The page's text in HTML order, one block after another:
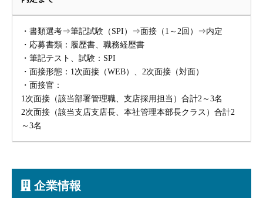
・書類選考⇒筆記試験（SPI）⇒面接（1～2回）⇒内定
・応募書類：履歴書、職務経歴書
・筆記テスト、試験：SPI
・面接形態：1次面接（WEB）、2次面接（対面）
・面接官：
1次面接（該当部署管理職、支店採用担当）合計2～3名
2次面接（該当支店支店長、本社管理本部長クラス）合計2
～3名
企業情報